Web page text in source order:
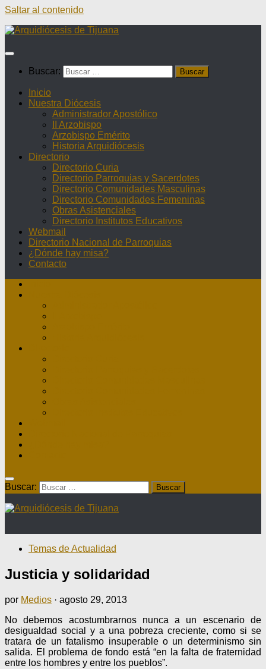
Saltar al contenido
Buscar:
Inicio
Nuestra Diócesis
Administrador Apostólico
II Arzobispo
Arzobispo Emérito
Historia Arquidiócesis
Directorio
Directorio Curia
Directorio Parroquias y Sacerdotes
Directorio Comunidades Masculinas
Directorio Comunidades Femeninas
Obras Asistenciales
Directorio Institutos Educativos
Webmail
Directorio Nacional de Parroquias
¿Dónde hay misa?
Contacto
Buscar:
Temas de Actualidad
Justicia y solidaridad
por Medios · agosto 29, 2013
No debemos acostumbrarnos nunca a un escenario de
desigualdad social y a una pobreza creciente, como si se
tratara de un fatalismo insuperable o un determinismo sin
salida. El problema de fondo está “en la falta de fraternidad
entre los hombres y entre los pueblos”.